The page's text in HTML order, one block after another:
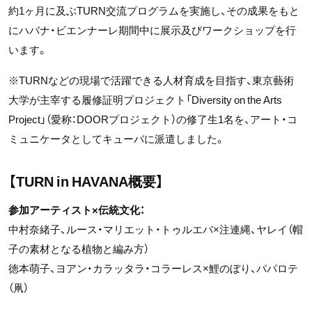
約1ヶ月に及ぶTURN交流プログラムを実施し、その成果をもと
にハバナ・ビエンナーレ期間中に展示及びワークショップを行
います。
※TURNなどの現場で活躍できる人材育成を目指す、東京藝術
大学が主宰する履修証明プロジェクト「Diversity on the Arts
Project」（愛称：DOORプロジェクト）の修了生1名を、アート・コ
ミュニケータとしてキューバに派遣しました。
【TURN in HAVANA概要】
参加アーティスト×伝統文化：
中村奈緒子、ルース・マリエット・トゥルエバ×注連縄、ヤレイ（帽
子の素材となる植物と編み方）
徳本萌子、ヨアン・カラッタラ・コラーレス×鯉のぼり、パパロテ
（凧）